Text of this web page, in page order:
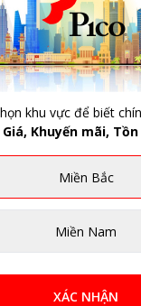
khu vực để biết
Giá, Khuyến mãi,
Miền Bắc
Miền Nam
XÁC NHẬN